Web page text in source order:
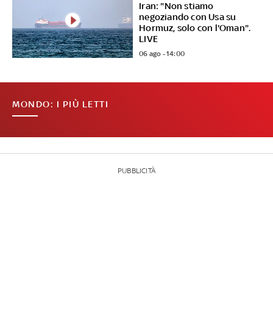
Iran: "Non stiamo
negoziando con Usa su
Hormuz, solo con l'Oman".
LIVE
06 ago - 14:00
MONDO: I PIÙ LETTI
PUBBLICITÀ